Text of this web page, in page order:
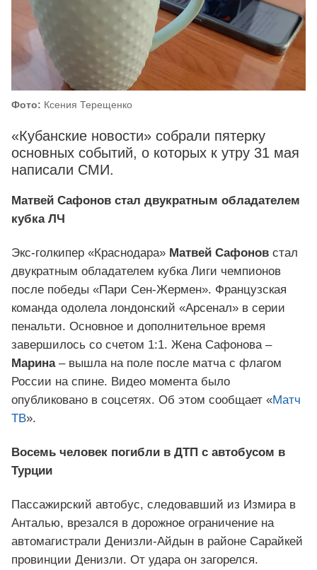
Фото: Ксения Терещенко
«Кубанские новости» собрали пятерку
основных событий, о которых к утру 31 мая
написали СМИ.
Матвей Сафонов стал двукратным обладателем
кубка ЛЧ
Экс-голкипер «Краснодара» Матвей Сафонов стал
двукратным обладателем кубка Лиги чемпионов
после победы «Пари Сен-Жермен». Французская
команда одолела лондонский «Арсенал» в серии
пенальти. Основное и дополнительное время
завершилось со счетом 1:1. Жена Сафонова –
Марина– вышла на поле после матча с флагом
России на спине. Видео момента было
опубликовано в соцсетях. Об этом сообщает «Матч
ТВ».
Восемь человек погибли в ДТП с автобусом в
Турции
Пассажирский автобус, следовавший из Измира в
Анталью, врезался в дорожное ограничение на
автомагистрали Денизли-Айдын в районе Сарайкей
провинции Денизли. От удара он загорелся.